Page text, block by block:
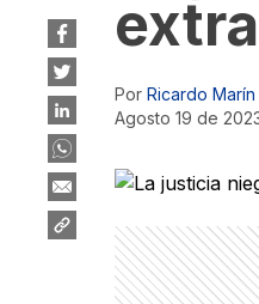
Por Ricardo
agosto 19 de